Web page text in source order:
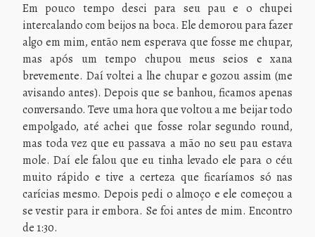
Em pouco tempo desci para seu pau e o chupei
intercalando com beijos na boca. Ele demorou para fazer
algo em mim, então nem esperava que fosse me chupar,
mas após um tempo chupou meus seios e xana
brevemente. Daí voltei a lhe chupar e gozou assim (me
avisando antes). Depois que se banhou, ficamos apenas
conversando. Teve uma hora que voltou a me beijar todo
empolgado, até achei que fosse rolar segundo round,
mas toda vez que eu passava a mão no seu pau estava
mole. Daí ele falou que eu tinha levado ele para o céu
muito rápido e tive a certeza que ficaríamos só nas
carícias mesmo. Depois pedi o almoço e ele começou a
se vestir para ir embora. Se foi antes de mim. Encontro
de 1:30.